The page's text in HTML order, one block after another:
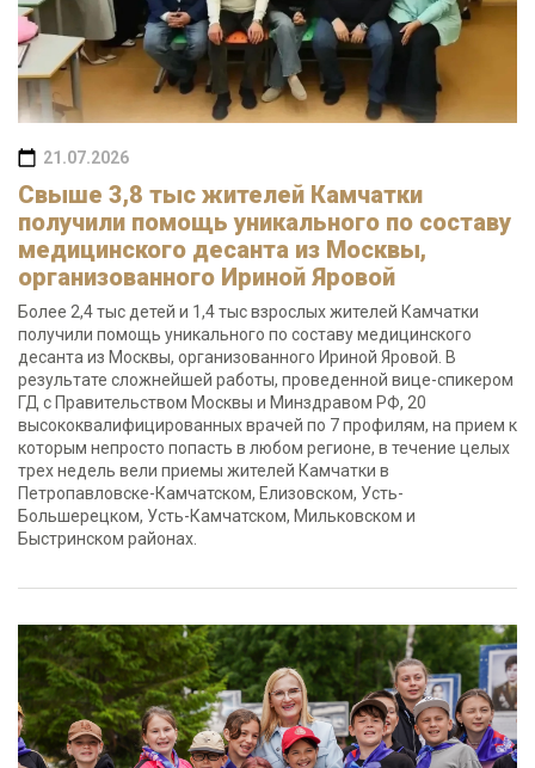
21.07.2026
Свыше 3,8 тыс жителей Камчатки
получили помощь уникального по составу
медицинского десанта из Москвы,
организованного Ириной Яровой
Более 2,4 тыс детей и 1,4 тыс взрослых жителей Камчатки
получили помощь уникального по составу медицинского
десанта из Москвы, организованного Ириной Яровой. В
результате сложнейшей работы, проведенной вице-спикером
ГД с Правительством Москвы и Минздравом РФ, 20
высококвалифицированных врачей по 7 профилям, на прием к
которым непросто попасть в любом регионе, в течение целых
трех недель вели приемы жителей Камчатки в
Петропавловске-Камчатском, Елизовском, Усть-
Большерецком, Усть-Камчатском, Мильковском и
Быстринском районах.